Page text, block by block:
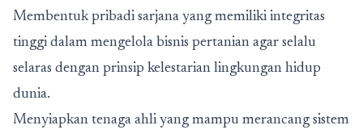
Membentuk pribadi sarjana yang memiliki integritas
tinggi dalam mengelola bisnis pertanian agar selalu
selaras dengan prinsip kelestarian lingkungan hidup
dunia.
Menyiapkan tenaga ahli yang mampu merancang sistem